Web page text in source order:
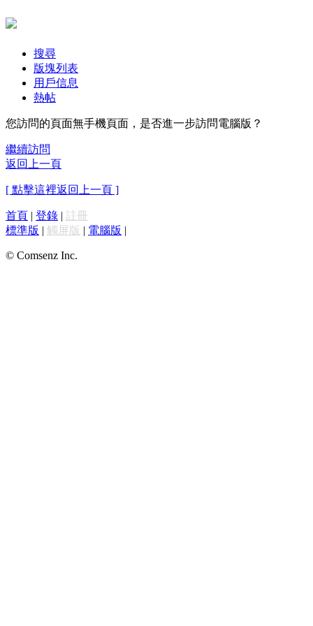
搜尋
版塊列表
用戶信息
熱帖
您訪問的頁面無手機頁面，是否進一步訪問電腦版？
繼續訪問
返回上一頁
[ 點擊這裡返回上一頁 ]
首頁 | 登錄 | 註冊
標準版 | 觸屏版 | 電腦版 |
© Comsenz Inc.